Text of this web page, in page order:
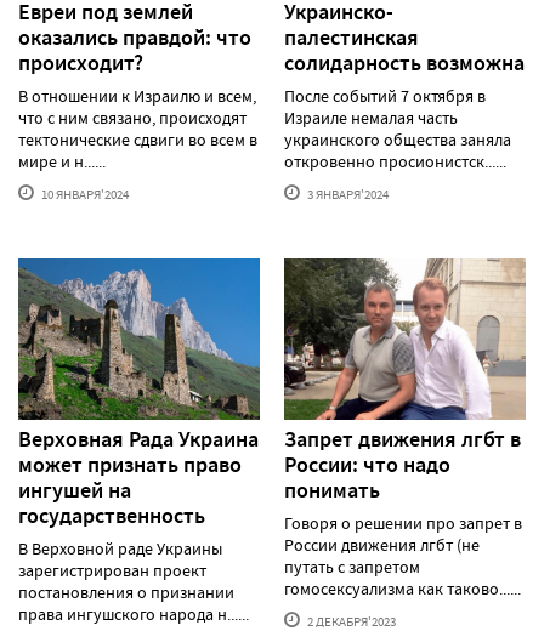
Евреи под землей
оказались правдой: что
происходит?
В отношении к Израилю и всем,
что с ним связано, происходят
тектонические сдвиги во всем в
мире и н......
10 ЯНВАРЯ'2024
Украинско-
палестинская
солидарность возможна
После событий 7 октября в
Израиле немалая часть
украинского общества заняла
откровенно просионистск......
3 ЯНВАРЯ'2024
Верховная Рада Украина
может признать право
ингушей на
государственность
В Верховной раде Украины
зарегистрирован проект
постановления о признании
права ингушского народа н......
Запрет движения лгбт в
России: что надо
понимать
Говоря о решении про запрет в
России движения лгбт (не
путать с запретом
гомосексуализма как таково......
2 ДЕКАБРЯ'2023